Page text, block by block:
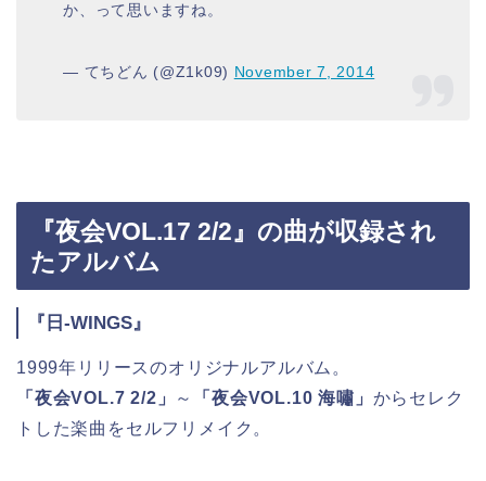
か、って思いますね。
— てちどん (@Z1k09) November 7, 2014
『夜会VOL.17 2/2』の曲が収録され
たアルバム
『日-WINGS』
1999年リリースのオリジナルアルバム。
「夜会VOL.7 2/2」
～ 「夜会VOL.10 海嘯」 からセレク
トした楽曲をセルフリメイク。